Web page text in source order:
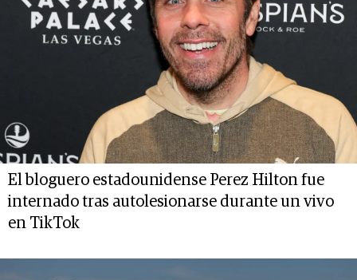
El bloguero estadounidense Perez Hilton fue
internado tras autolesionarse durante un vivo
en TikTok